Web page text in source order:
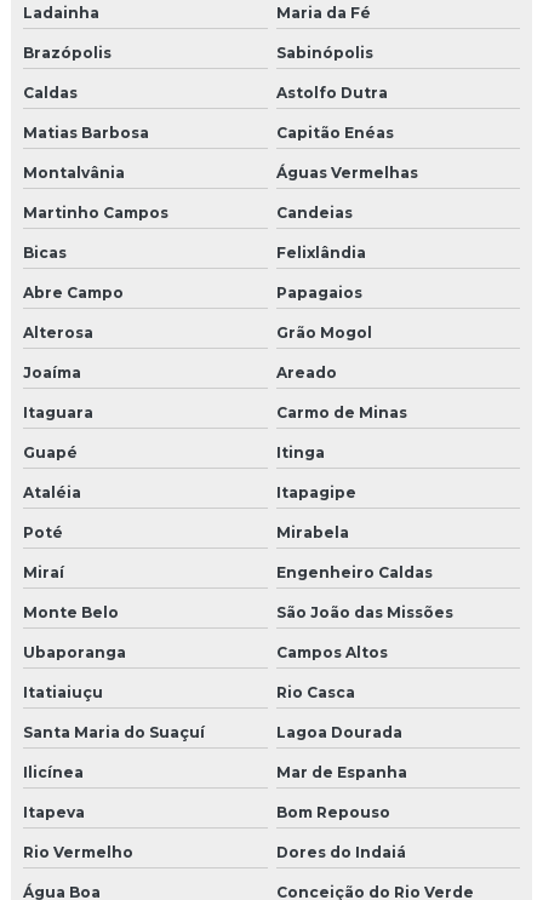
Ladainha Maria da Fé
Brazópolis Sabinópolis
Caldas Astolfo Dutra
Matias Barbosa Capitão Enéas
Montalvânia Águas Vermelhas
Martinho Campos Candeias
Bicas Felixlândia
Abre Campo Papagaios
Alterosa Grão Mogol
Joaíma Areado
Itaguara Carmo de Minas
Guapé Itinga
Ataléia Itapagipe
Poté Mirabela
Miraí Engenheiro Caldas
Monte Belo São João das Missões
Ubaporanga Campos Altos
Itatiaiuçu Rio Casca
Santa Maria do Suaçuí Lagoa Dourada
Ilicínea Mar de Espanha
Itapeva Bom Repouso
Rio Vermelho Dores do Indaiá
Água Boa Conceição do Rio Verde